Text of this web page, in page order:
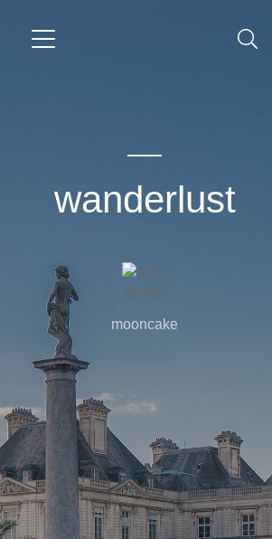
wanderlust
mooncake